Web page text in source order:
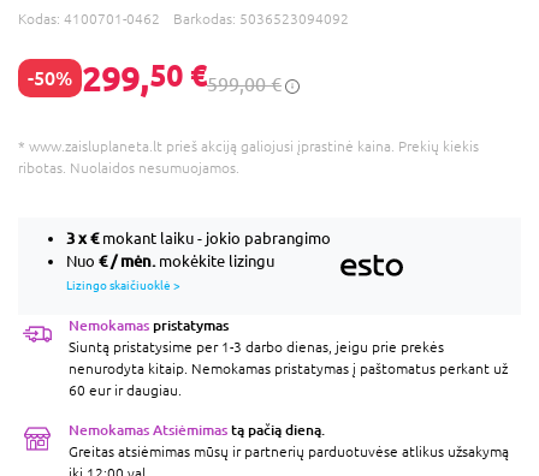
Kodas: 4100701-0462 Barkodas: 5036523094092
-50% 299,50 €599,00 €
* www.zaisluplaneta.lt prieš akciją galiojusi įprastinė kaina. Prekių kiekis
ribotas. Nuolaidos nesumuojamos.
3 x€mokant laiku - jokio pabrangimo
Nuo € / mėn. mokėkite lizingu
Lizingo skaičiuoklė >
Nemokamas pristatymas
Siuntą pristatysime per 1-3 darbo dienas, jeigu prie prekės
nenurodyta kitaip. Nemokamas pristatymas į paštomatus perkant už
60 eur ir daugiau.
Nemokamas Atsiėmimas tą pačią dieną.
Greitas atsiėmimas mūsų ir partnerių parduotuvėse atlikus užsakymą